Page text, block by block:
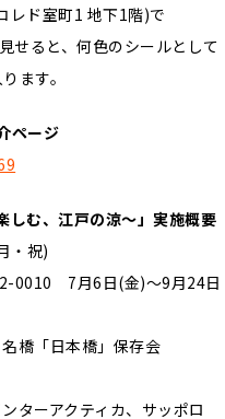
レド室町1 地下1階)で
ると、何色のシールとして
ます。
ページ
しむ、江戸の涼～」実施概要
・祝)
0010 7月6日(金)～9月24日
橋「日本橋」保存会
ターアクティカ、サッポロ